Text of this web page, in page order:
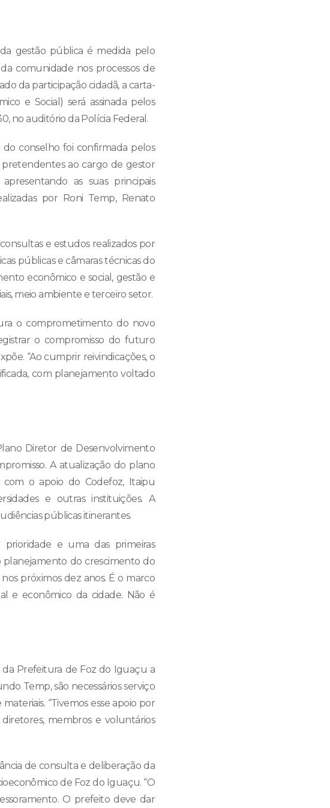
gestão pública é medida pelo
comunidade nos processos de
da participação cidadã, a carta-
e Social) será assinada pelos
no auditório da Polícia Federal.
conselho foi confirmada pelos
pretendentes ao cargo de gestor
as suas principais
por Roni Temp, Renato
e estudos realizados por
públicas e câmaras técnicas do
econômico e social, gestão e
meio ambiente e terceiro setor.
o comprometimento do novo
o compromisso do futuro
“Ao cumprir reivindicações, o
com planejamento voltado
Diretor de Desenvolvimento
A atualização do plano
o apoio do Codefoz, Itaipu
e outras instituições. A
públicas itinerantes.
e uma das primeiras
planejamento do crescimento do
próximos dez anos. É o marco
e econômico da cidade. Não é
da Prefeitura de Foz do Iguaçu a
Temp, são necessários serviço
“Tivemos esse apoio por
membros e voluntários
de consulta e deliberação da
de Foz do Iguaçu. “O
O prefeito deve dar